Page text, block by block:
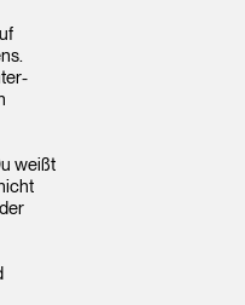
weißt